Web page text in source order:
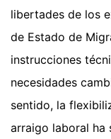
libertades de los
de Estado de
instrucciones
necesidades
sentido, la
arraigo laboral ha